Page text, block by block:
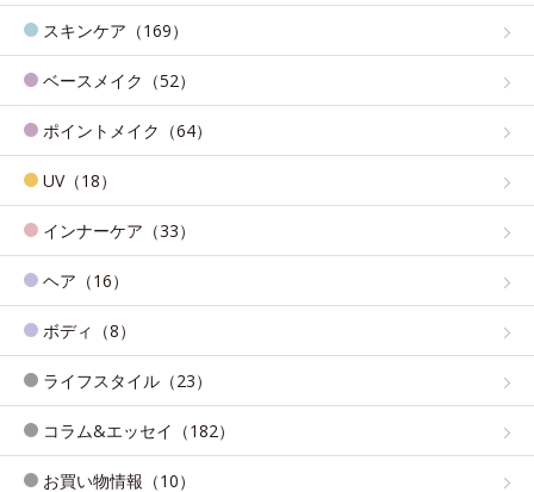
スキンケア（169）
ベースメイク（52）
ポイントメイク（64）
UV（18）
インナーケア（33）
ヘア（16）
ボディ（8）
ライフスタイル（23）
コラム&エッセイ（182）
お買い物情報（10）